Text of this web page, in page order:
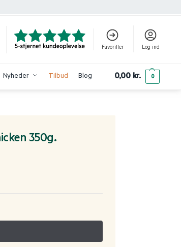
Favoritter Log ind
Nyheder Tilbud Blog 0,00 kr. 0
350g.